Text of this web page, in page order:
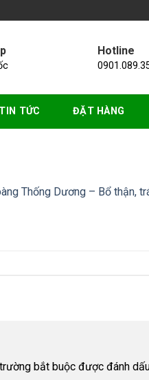
Hotline
TIN TỨC ĐẶT HÀNG
Thống Dương – Bổ thận,
bắt buộc được đánh